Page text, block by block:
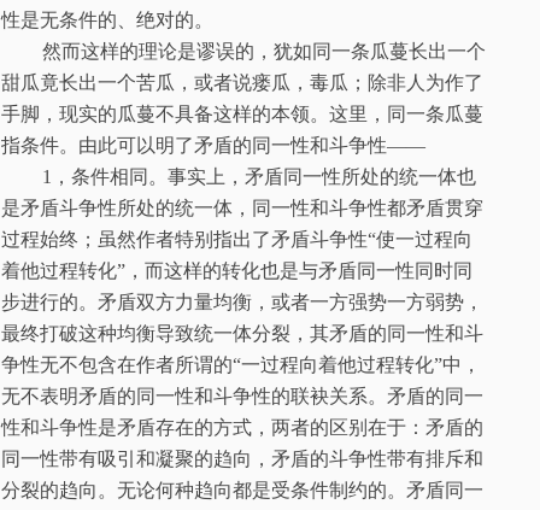
性是无条件的、绝对的。
然而这样的理论是谬误的，犹如同一条瓜蔓长出一个
甜瓜竟长出一个苦瓜，或者说瘘瓜，毒瓜；除非人为作了
手脚，现实的瓜蔓不具备这样的本领。这里，同一条瓜蔓
指条件。由此可以明了矛盾的同一性和斗争性——
1 ，条件相同。事实上 ， 矛盾同一性所处的统一体也
是矛盾斗争性所处的统一体，同一性和斗争性都矛盾贯穿
过程始终；虽然作者特别指出了矛盾斗争性“使一过程向
着他过程转化”，而这样的转化也是与矛盾同一性同时同
步进行的。矛盾双方力量均衡，或者一方强势一方弱势，
最终打破这种均衡导致统一体分裂，其矛盾的同一性和斗
争性无不包含在作者所谓的“一过程向着他过程转化”中，
无不表明矛盾的同一性和斗争性的联袂关系。 矛盾的同一
性和斗争性是矛盾存在的方式，两者的区别在于：矛盾的
同一性带有吸引和凝聚的趋向，矛盾的斗争性带有排斥和
分裂的趋向。无论何种趋向都是受条件制约的。 矛盾同一